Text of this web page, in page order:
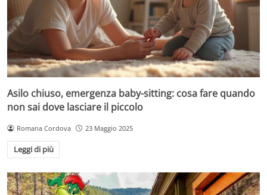
Asilo chiuso, emergenza baby-sitting: cosa fare quando
non sai dove lasciare il piccolo
Romana Cordova 23 Maggio 2025
Leggi di più